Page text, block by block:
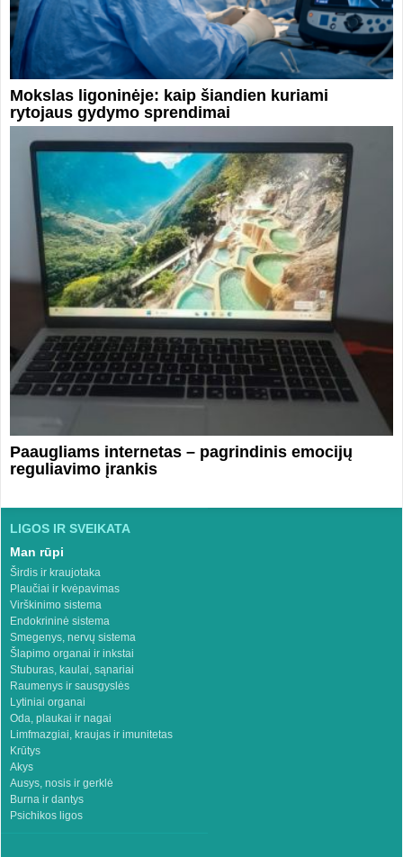
Mokslas ligoninėje: kaip šiandien kuriami
rytojaus gydymo sprendimai
Paaugliams internetas – pagrindinis emocijų
reguliavimo įrankis
LIGOS IR SVEIKATA
Man rūpi
Širdis ir kraujotaka
Plaučiai ir kvėpavimas
Virškinimo sistema
Endokrininė sistema
Smegenys, nervų sistema
Šlapimo organai ir inkstai
Stuburas, kaulai, sąnariai
Raumenys ir sausgyslės
Lytiniai organai
Oda, plaukai ir nagai
Limfmazgiai, kraujas ir imunitetas
Krūtys
Akys
Ausys, nosis ir gerklė
Burna ir dantys
Psichikos ligos